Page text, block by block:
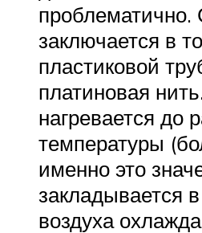
проблематично.
заключается в
пластиковой
платиновая
нагревается до
температуры
именно это
закладывается
воздуха